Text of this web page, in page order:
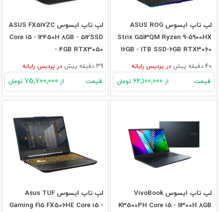
لپ تاپ ایسوس ASUS ROG
Strix G513QM Ryzen 9-5900HX
16GB - 1TB SSD-6GB RTX3060
40 دقیقه پیش در پردیس رایانه
قیمت از تومان
لپ تاپ ایسوس ASUS FX517ZC
Core i5 - 12450H 8GB - 512SSD
- 4GB RTX3050
39 دقیقه پیش در پردیس رایانه
قیمت از تومان
لپ تاپ ایسوس VivoBook
K3500PH Core i5 - 11300H 8GB
لپ تاپ ایسوس Asus TUF
Gaming F15 FX506HE Core i5 -